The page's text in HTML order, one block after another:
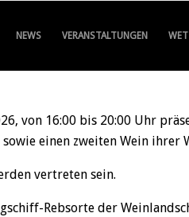
NEWS VERANSTALTUNGEN
von 16:00 bis 20:00 Uhr
einen zweiten Wein ihrer
vertreten sein.
Rebsorte der